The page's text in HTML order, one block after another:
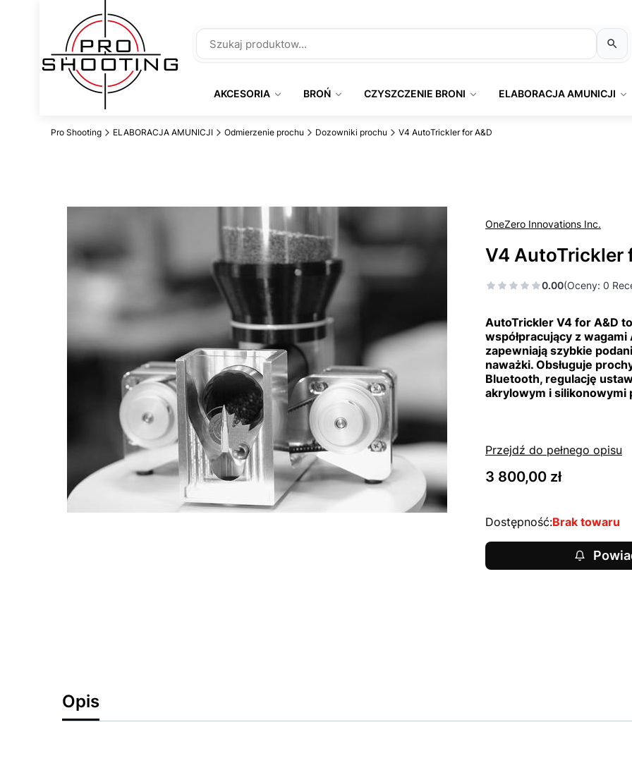
AKCESORIA BROŃ CZYSZCZENIE BRONI ELABORACJA AMUNICJI
Pro Shooting ELABORACJA AMUNICJI Odmierzenie prochu Dozowniki prochu V4 AutoTrickler for A&D
OneZero Innovations Inc.
V4 AutoTrickler
0.00(Oceny: 0
AutoTrickler V4 for A&D
współpracujący z
zapewniają szybkie
naważki. Obsługuje
Bluetooth, regulację
akrylowym i silikonowymi
Przejdź do pełnego opisu
Cena
3 800,00 zł
Dostępność:Brak towaru
Opis